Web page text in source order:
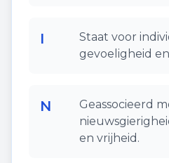
I
Staat voor
gevoeligheid
N
Geassocieerd
en vrijheid.